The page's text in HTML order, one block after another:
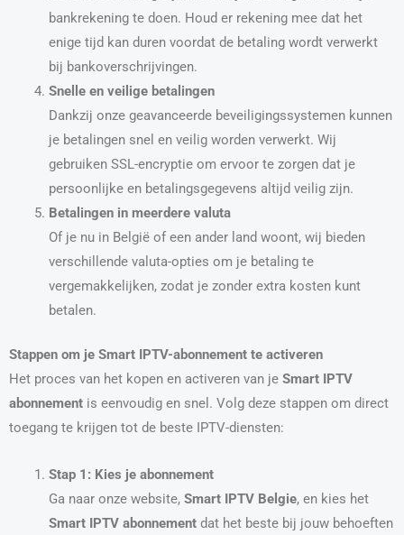
bankrekening te doen. Houd er rekening mee dat het
enige tijd kan duren voordat de betaling wordt verwerkt
bij bankoverschrijvingen.
Snelle en veilige betalingen
Dankzij onze geavanceerde beveiligingssystemen kunnen
je betalingen snel en veilig worden verwerkt. Wij
gebruiken SSL-encryptie om ervoor te zorgen dat je
persoonlijke en betalingsgegevens altijd veilig zijn.
Betalingen in meerdere valuta
Of je nu in België of een ander land woont, wij bieden
verschillende valuta-opties om je betaling te
vergemakkelijken, zodat je zonder extra kosten kunt
betalen.
Stappen om je Smart IPTV-abonnement te activeren
Het proces van het kopen en activeren van je Smart IPTV
abonnement is eenvoudig en snel. Volg deze stappen om direct
toegang te krijgen tot de beste IPTV-diensten:
Stap 1: Kies je abonnement
Ga naar onze website, Smart IPTV Belgie, en kies het
Smart IPTV abonnementdat het beste bij jouw behoeften